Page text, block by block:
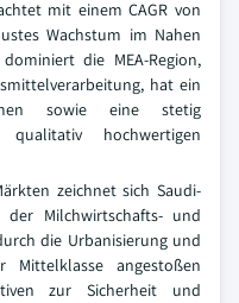
mit einem CAGR von
Wachstum im Nahen
die MEA-Region,
hat ein
sowie eine stetig
hochwertigen
zeichnet sich Saudi-
Milchwirtschafts- und
die Urbanisierung und
Mittelklasse angestoßen
zur Sicherheit und